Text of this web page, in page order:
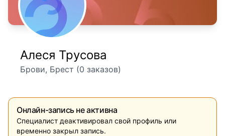
Алеся Трусова
Брови, Брест (0 заказов)
Онлайн-запись не активна
Специалист деактивировал свой профиль или
временно закрыл запись.